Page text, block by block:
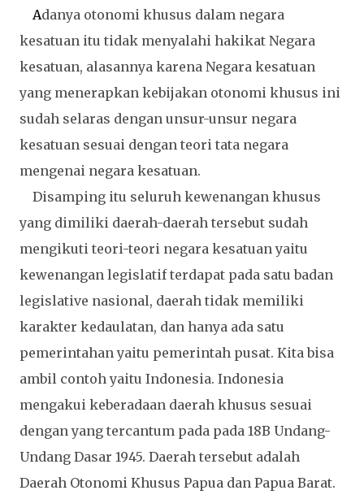
Adanya otonomi khusus dalam negara
kesatuan itu tidak menyalahi hakikat Negara
kesatuan, alasannya karena Negara kesatuan
yang menerapkan kebijakan otonomi khusus ini
sudah selaras dengan unsur-unsur negara
kesatuan sesuai dengan teori tata negara
mengenai negara kesatuan.
Disamping itu seluruh kewenangan khusus
yang dimiliki daerah-daerah tersebut sudah
mengikuti teori-teori negara kesatuan yaitu
kewenangan legislatif terdapat pada satu badan
legislative nasional, daerah tidak memiliki
karakter kedaulatan, dan hanya ada satu
pemerintahan yaitu pemerintah pusat. Kita bisa
ambil contoh yaitu Indonesia. Indonesia
mengakui keberadaan daerah khusus sesuai
dengan yang tercantum pada pada 18B Undang-
Undang Dasar 1945. Daerah tersebut adalah
Daerah Otonomi Khusus Papua dan Papua Barat.